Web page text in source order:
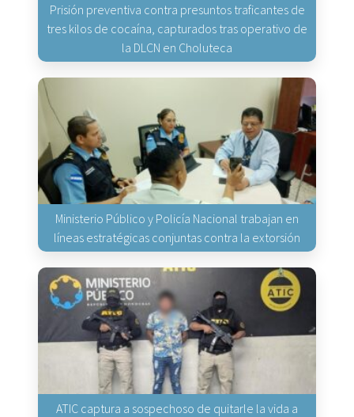
Prisión preventiva contra presuntos traficantes de
tres kilos de cocaína, capturados tras operativo de
la DLCN en Choluteca
Ministerio Público y Policía Nacional trabajan en
líneas estratégicas conjuntas contra la extorsión
ATIC captura a sospechoso de quitarle la vida a